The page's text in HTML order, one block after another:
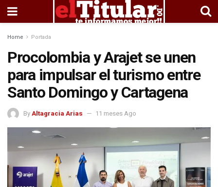
Home Portada
Procolombia y Arajet se unen
para impulsar el turismo entre
Santo Domingo y Cartagena
By Altagracia Arias 11 meses Ago